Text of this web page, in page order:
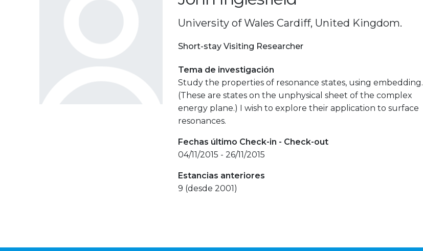
University of Wales Cardiff, United Kingdom.
Short-stay Visiting Researcher
Tema de investigación
Study the properties of resonance states, using embedding.
(These are states on the unphysical sheet of the complex
energy plane.) I wish to explore their application to surface
resonances.
Fechas último Check-in - Check-out
04/11/2015 - 26/11/2015
Estancias anteriores
9 (desde 2001)